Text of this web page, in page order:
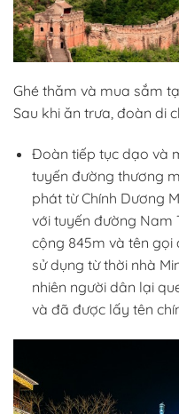
Ghé thăm và mua sắm
Sau khi ăn trưa, đoàn di
Đoàn tiếp tục dạo và
tuyến đường thương
phát từ Chính Dương
với tuyến đường Nam
cộng 845m và tên gọi
sử dụng từ thời nhà
nhiên người dân lại
và đã được lấy tên